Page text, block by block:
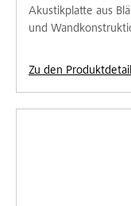
Akustikplatte aus
und
Zu den